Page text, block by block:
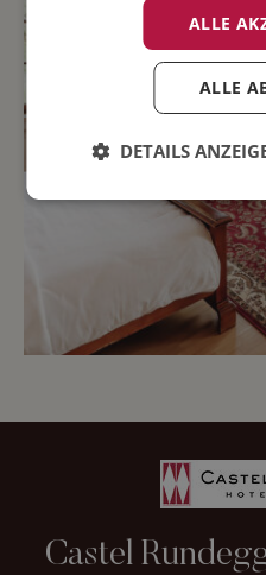
Castel
ALLE
ALLE
DETAILS